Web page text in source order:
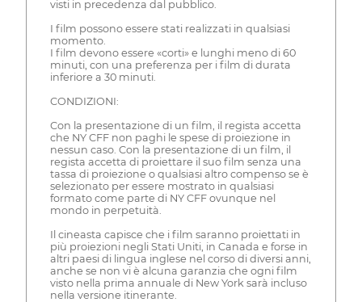
visti in precedenza dal pubblico.
I film possono essere stati realizzati in qualsiasi
momento.
I film devono essere «corti» e lunghi meno di 60
minuti, con una preferenza per i film di durata
inferiore a 30 minuti.
CONDIZIONI:
Con la presentazione di un film, il regista accetta
che NY CFF non paghi le spese di proiezione in
nessun caso. Con la presentazione di un film, il
regista accetta di proiettare il suo film senza una
tassa di proiezione o qualsiasi altro compenso se è
selezionato per essere mostrato in qualsiasi
formato come parte di NY CFF ovunque nel
mondo in perpetuità.
Il cineasta capisce che i film saranno proiettati in
più proiezioni negli Stati Uniti, in Canada e forse in
altri paesi di lingua inglese nel corso di diversi anni,
anche se non vi è alcuna garanzia che ogni film
visto nella prima annuale di New York sarà incluso
nella versione itinerante.